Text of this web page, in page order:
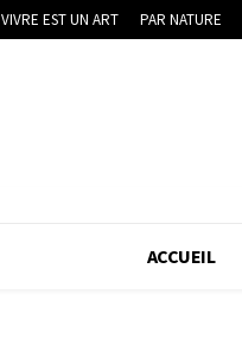
VIVRE EST UN ART PAR NATURE
ACCUEIL